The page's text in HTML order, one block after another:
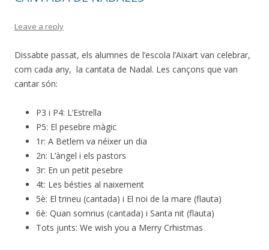
Leave a reply
Dissabte passat, els alumnes de l’escola l’Aixart van celebrar,
com cada any, la cantata de Nadal. Les cançons que van
cantar són:
P3 i P4: L’Estrella
P5: El pesebre màgic
1r: A Betlem va néixer un dia
2n: L’àngel i els pastors
3r: En un petit pesebre
4t: Les bésties al naixement
5è: El trineu (cantada) i El noi de la mare (flauta)
6è: Quan somrius (cantada) i Santa nit (flauta)
Tots junts: We wish you a Merry Crhistmas